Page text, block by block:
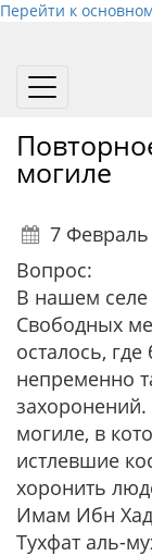
Перейти к
Toggle
могиле
7 Февраль
Вопрос:
В нашем селе
Свободных
осталось,
непременно
могиле, в
истлевшие
хоронить
Имам Ибн
Тухфат аль-